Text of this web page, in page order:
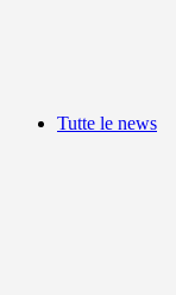
Tutte le news